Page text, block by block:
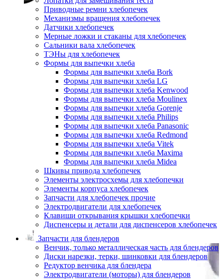
Приводные ремни хлебопечек
Механизмы вращения хлебопечек
Датчики хлебопечек
Мерные ложки и стаканы для хлебопечек
Сальники вала хлебопечек
ТЭНы для хлебопечек
Формы для выпечки хлеба
Формы для выпечки хлеба Bork
Формы для выпечки хлеба LG
Формы для выпечки хлеба Kenwood
Формы для выпечки хлеба Moulinex
Формы для выпечки хлеба Gorenje
Формы для выпечки хлеба Philips
Формы для выпечки хлеба Panasonic
Формы для выпечки хлеба Redmond
Формы для выпечки хлеба Vitek
Формы для выпечки хлеба Maxima
Формы для выпечки хлеба Midea
Шкивы привода хлебопечек
Элементы электросхемы для хлебопечки
Элементы корпуса хлебопечек
Запчасти для хлебопечек прочие
Электродвигатели для хлебопечек
Клавиши открывания крышки хлебопечки
Диспенсеры и детали для диспенсеров хлебопечек
Запчасти для блендеров
Венчик, только металлическая часть для блендеров
Диски нарезки, терки, шинковки для блендеров
Редуктор венчика для блендера
Электродвигатели (моторы) для блендеров